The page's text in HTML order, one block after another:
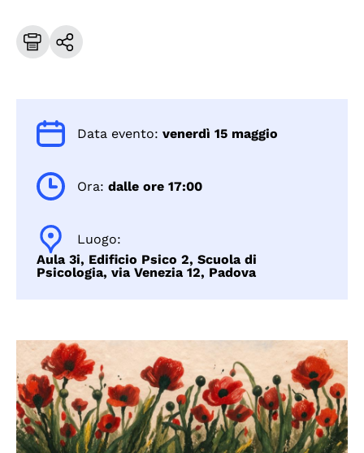
Data evento: venerdì 15 maggio
Ora: dalle ore 17:00
Luogo:
Aula 3i, Edificio Psico 2, Scuola di
Psicologia, via Venezia 12, Padova